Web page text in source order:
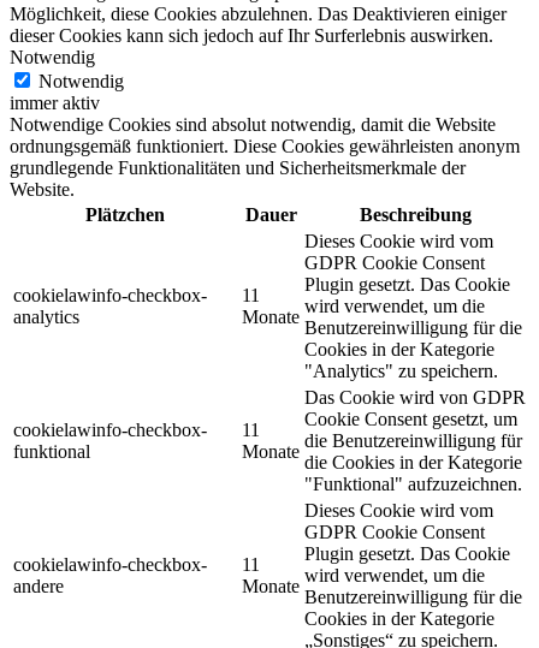
Möglichkeit, diese Cookies abzulehnen. Das Deaktivieren einiger
dieser Cookies kann sich jedoch auf Ihr Surferlebnis auswirken.
Notwendig
Notwendig
immer aktiv
Notwendige Cookies sind absolut notwendig, damit die Website
ordnungsgemäß funktioniert. Diese Cookies gewährleisten anonym
grundlegende Funktionalitäten und Sicherheitsmerkmale der
Website.
Plätzchen
Dauer Beschreibung
cookielawinfo-checkbox-
analytics
11
Monate
Dieses Cookie wird vom
GDPR Cookie Consent
Plugin gesetzt. Das Cookie
wird verwendet, um die
Benutzereinwilligung für die
Cookies in der Kategorie
"Analytics" zu speichern.
cookielawinfo-checkbox-
funktional
11
Monate
Das Cookie wird von GDPR
Cookie Consent gesetzt, um
die Benutzereinwilligung für
die Cookies in der Kategorie
"Funktional" aufzuzeichnen.
cookielawinfo-checkbox-
andere
11
Monate
Dieses Cookie wird vom
GDPR Cookie Consent
Plugin gesetzt. Das Cookie
wird verwendet, um die
Benutzereinwilligung für die
Cookies in der Kategorie
„Sonstiges“ zu speichern.